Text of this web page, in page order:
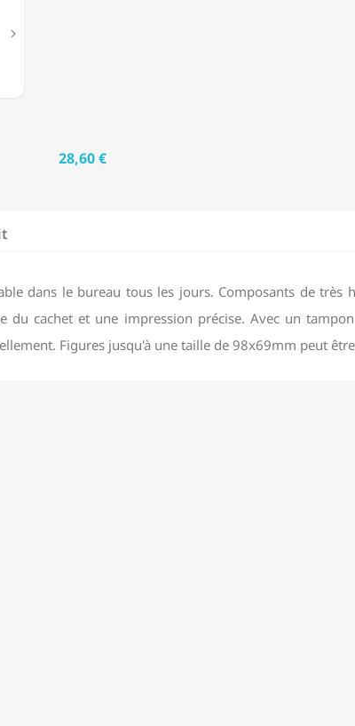

28,60 €
dans le bureau tous les jours. Composants de
du cachet et une impression précise. Avec un
Figures jusqu'à une taille de 98x69mm peut